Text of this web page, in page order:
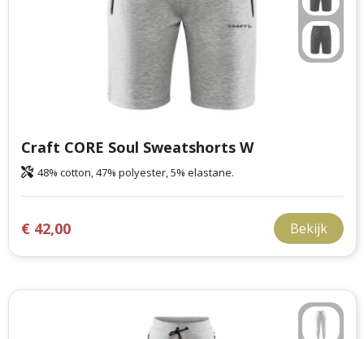
Craft CORE Soul Sweatshorts W
48% cotton, 47% polyester, 5% elastane.
€ 42,00 Bekijk